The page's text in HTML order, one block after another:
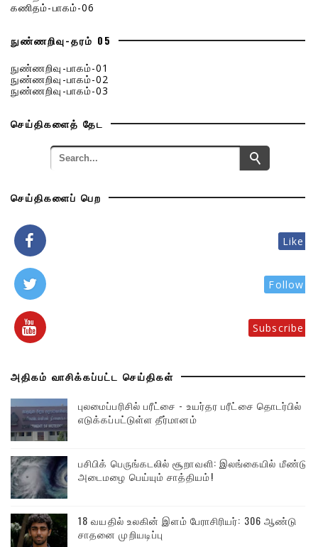
கணிதம்-பாகம்-06
நுண்ணறிவு-தரம் 05
நுண்ணறிவு-பாகம்-01
நுண்ணறிவு-பாகம்-02
நுண்ணறிவு-பாகம்-03
செய்திகளைத் தேட
செய்திகளைப் பெற
Like
Follow
Subscribe
அதிகம் வாசிக்கப்பட்ட செய்திகள்
புலமைப்பரிசில் பரீட்சை - உயர்தர பரீட்சை தொடர்பில்
எடுக்கப்பட்டுள்ள தீர்மானம்
பசிபிக் பெருங்கடலில் சூறாவளி: இலங்கையில் மீண்டும்
அடைமழை பெய்யும் சாத்தியம்!
18 வயதில் உலகின் இளம் பேராசிரியர்: 306 ஆண்டு
சாதனை முறியடிப்பு